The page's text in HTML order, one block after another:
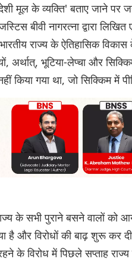
मूल के व्यक्ति' बताए जाने
बीवी नागरत्ना द्वारा
राज्य के ऐतिहासिक
अर्थात्, भूटिया-लेप्चा और
किया गया था, जो सिक्किम में
सभी पुराने बसने वालों को
और विरोधों की बाढ़ शुरू कर दी
के विरोध में पिछले सप्ताह राज्य